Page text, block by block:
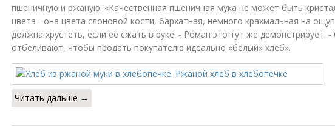
пшеничную и ржаную. «Качественная пшеничная мука не может быть
цвета - она цвета слоновой кости, бархатная, немного крахмальная на
должна хрустеть, если её сжать в руке. - Роман это тут же демонстрирует. -
отбеливают, чтобы продать покупателю идеально «белый» хлеб».
Читать дальше →